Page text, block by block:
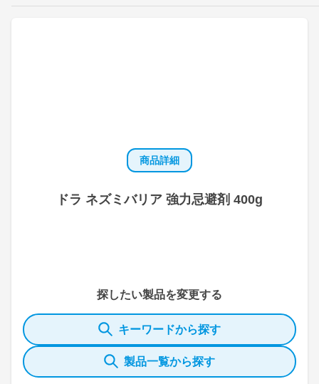
商品詳細
ドラ ネズミバリア 強力忌避剤 400g
探したい製品を変更する
キーワードから探す
製品一覧から探す